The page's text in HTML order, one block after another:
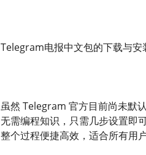
Telegram电报中文包的下载与安
虽然 Telegram 官方目前尚未默
无需编程知识，只需几步设置即
整个过程便捷高效，适合所有用